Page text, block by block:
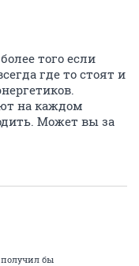
того если
где то стоят и
на каждом
Может вы за
получил бы